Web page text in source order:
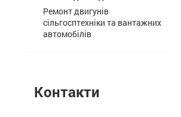
Ремонт двигунів
сільгосптехніки та вантажних
автомобілів
Контакти